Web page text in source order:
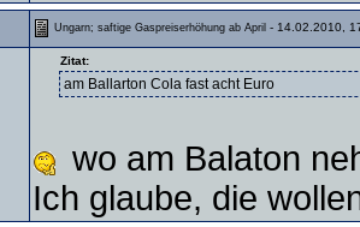
Ungarn; saftige Gaspreiserhöhung ab April - 14.02.2010,
Zitat:
am Ballarton Cola fast acht Euro
wo am Balaton
Ich glaube, die